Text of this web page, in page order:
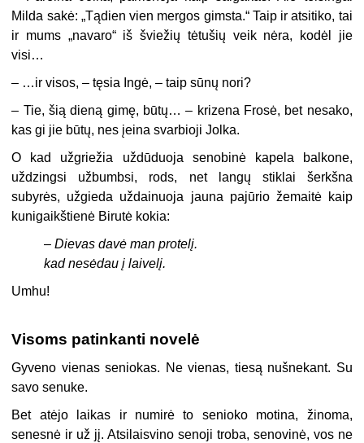
Milda sakė: „Tądien vien mergos gimsta.“ Taip ir atsitiko, tai
ir mums „navaro“ iš šviežių tėtušių veik nėra, kodėl jie
visi…
– …ir visos, – tęsia Ingė, – taip sūnų nori?
– Tie, šią dieną gimę, būtų… – krizena Frosė, bet nesako,
kas gi jie būtų, nes įeina svarbioji Jolka.
O kad užgriežia uždūduoja senobinė kapela balkone,
uždzingsi užbumbsi, rods, net langų stiklai šerkšna
subyrės, užgieda uždainuoja jauna pajūrio žemaitė kaip
kunigaikštienė Birutė kokia:
–Dievas davė man protelį.
kad nesėdau į laivelį.
Umhu!
Visoms patinkanti novelė
Gyveno vienas seniokas. Ne vienas, tiesą nušnekant. Su
savo senuke.
Bet atėjo laikas ir numirė to senioko motina, žinoma,
senesnė ir už jį. Atsilaisvino senoji troba, senovinė, vos ne